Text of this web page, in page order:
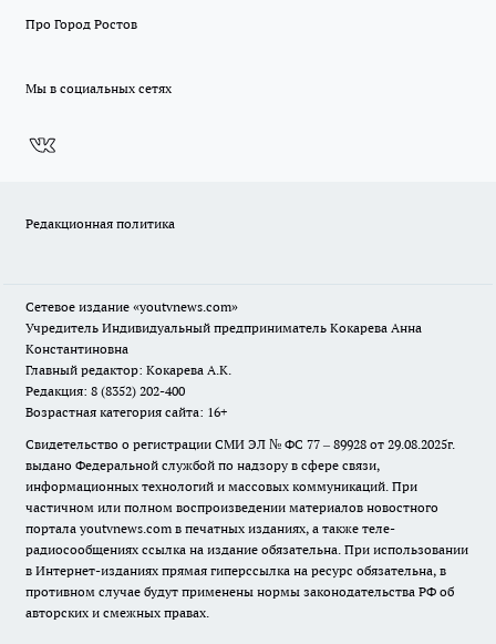
Про Город Ростов
Мы в социальных сетях
Редакционная политика
Сетевое издание «youtvnews.com»
Учредитель Индивидуальный предприниматель Кокарева Анна
Константиновна
Главный редактор: Кокарева А.К.
Редакция: 8 (8352) 202-400
Возрастная категория сайта: 16+
Свидетельство о регистрации СМИ ЭЛ № ФС 77 – 89928 от 29.08.2025г.
выдано Федеральной службой по надзору в сфере связи,
информационных технологий и массовых коммуникаций. При
частичном или полном воспроизведении материалов новостного
портала youtvnews.com в печатных изданиях, а также теле-
радиосообщениях ссылка на издание обязательна. При использовании
в Интернет-изданиях прямая гиперссылка на ресурс обязательна, в
противном случае будут применены нормы законодательства РФ об
авторских и смежных правах.